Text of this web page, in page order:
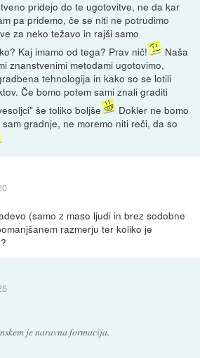
pridejo do te ugotovitve, ne da kar
pa pridemo, če se niti ne potrudimo
za neko težavo in rajši samo
Kaj imamo od tega? Prav nič!
Naša
znanstvenimi metodami ugotovimo,
tehnologija in kako so se lotili
Če bomo potem sami znali graditi
še toliko boljše
Dokler ne bomo
gradnje, ne moremo niti reči, da so
(samo z maso ljudi in brez sodobne
razmerju ter koliko je
je naravna formacija.